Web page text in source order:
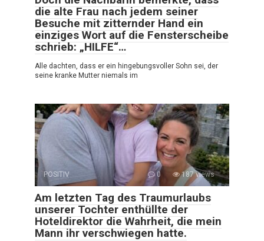
die alte Frau nach jedem seiner
Besuche mit zitternder Hand ein
einziges Wort auf die Fensterscheibe
schrieb: „HILFE“…
Alle dachten, dass er ein hingebungsvoller Sohn sei, der
seine kranke Mutter niemals im
POSITIV 0 187 views
Am letzten Tag des Traumurlaubs
unserer Tochter enthüllte der
Hoteldirektor die Wahrheit, die mein
Mann ihr verschwiegen hatte.